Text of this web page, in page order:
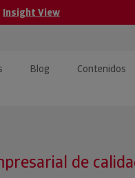
Insight View
Blog Contenidos
de